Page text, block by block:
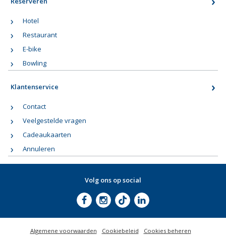
Hotel
Restaurant
E-bike
Bowling
Klantenservice
Contact
Veelgestelde vragen
Cadeaukaarten
Annuleren
Volg ons op social
Algemene voorwaarden Cookiebeleid
Cookies beheren